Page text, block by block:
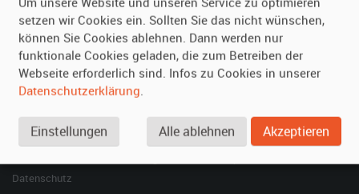
Fragen für Vermieter
Inserat verwalten
Kontakt
SPECIAL
Berühmte Filmautos –
Datenschutz
setzen wir Cookies ein. Sollten Sie das nicht wünschen,
können Sie Cookies ablehnen. Dann werden nur
funktionale Cookies geladen, die zum Betreiben der
Webseite erforderlich sind. Infos zu Cookies in unserer
Datenschutzerklärung.
Einstellungen Alle ablehnen Akzeptieren